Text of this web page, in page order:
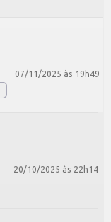
07/11/2025 às 19h49
20/10/2025 às 22h14